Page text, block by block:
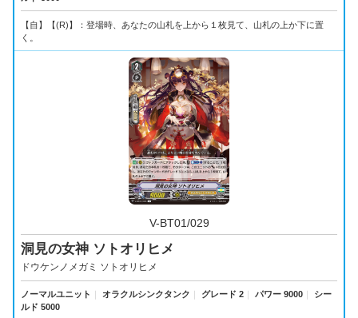
【自】【(R)】：登場時、あなたの山札を上から１枚見て、山札の上か下に置
く。
V-BT01/029
洞見の女神 ソトオリヒメ
ドウケンノメガミ ソトオリヒメ
ノーマルユニット ｜ オラクルシンクタンク ｜ グレード 2 ｜ パワー 9000 ｜
シー
ルド 5000